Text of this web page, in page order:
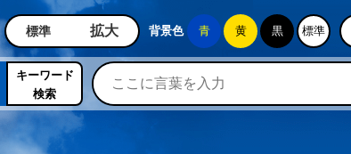
石岡市公式ホームページ
標準 拡大 背景色 青 黄 黒 標準
キーワード
検索